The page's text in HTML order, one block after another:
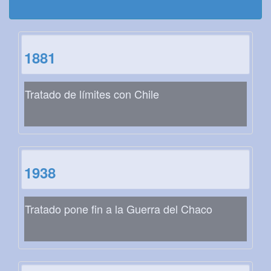
1881
Tratado de límites con Chile
1938
Tratado pone fin a la Guerra del Chaco